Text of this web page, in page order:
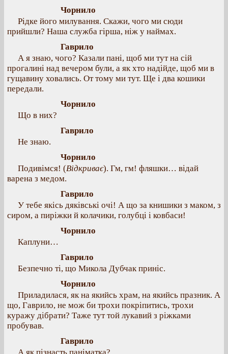
Чорнило
Рідке його милування. Скажи, чого ми сюди
прийшли? Наша служба гірша, ніж у наймах.
Гаврило
А я знаю, чого? Казали пані, щоб ми тут на сій
прогалині над вечером були, а як хто надійде, щоб ми в
гущавину ховались. От тому ми тут. Ще і два кошики
передали.
Чорнило
Що в них?
Гаврило
Не знаю.
Чорнило
Подивімся! (Відкриває). Гм, гм! фляшки… відай
варена з медом.
Гаврило
У тебе якісь дяківські очі! А що за книшики з маком, з
сиром, а пиріжки й колачики, голубці і ковбаси!
Чорнило
Каплуни…
Гаврило
Безпечно ті, що Микола Дубчак приніс.
Чорнило
Приладилася, як на якийсь храм, на якийсь празник. А
що, Гаврило, не мож би трохи покріпитись, трохи
куражу дібрати? Таже тут той лукавий з ріжками
пробував.
Гаврило